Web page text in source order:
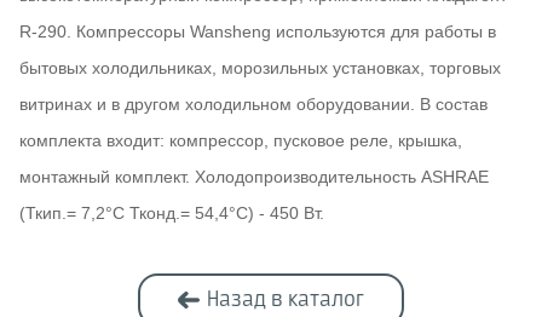
R-290. Компрессоры Wansheng используются для работы в
бытовых холодильниках, морозильных установках, торговых
витринах и в другом холодильном оборудовании. В состав
комплекта входит: компрессор, пусковое реле, крышка,
монтажный комплект. Холодопроизводительность ASHRAE
(Ткип.= 7,2°C Тконд.= 54,4°C) - 450 Вт.
Назад в каталог